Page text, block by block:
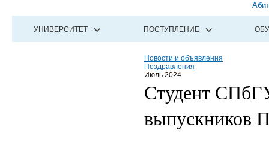
УНИВЕРСИТЕТ ПОСТУПЛЕНИЕ
Новости и объявления
Поздравления
Июль 2024
Студент
выпускников